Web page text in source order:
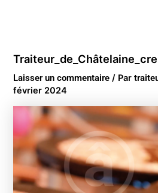
Laisser un commentaire / Par
février 2024